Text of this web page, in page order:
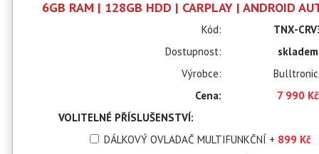
6GB RAM | 128GB HDD | CARPLAY | ANDROID
Kód:
TNX-
Dostupnost:
skladem
Výrobce:
Cena:
7 990 Kč
VOLITELNÉ PŘÍSLUŠENSTVÍ:
DÁLKOVÝ OVLADAČ MULTIFUNKČNÍ + 899 Kč